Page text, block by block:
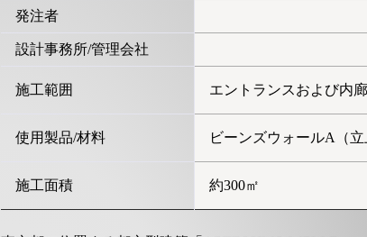
発注者
設計事務所/管理会社
施工範囲 エントランスおよび内
使用製品/材料 ビーンズウォールA（立
施工面積 約300㎡